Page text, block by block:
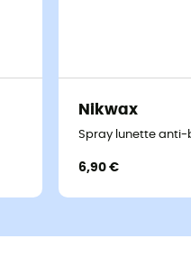
Nikwax
Spray lunette anti-
6,90 €